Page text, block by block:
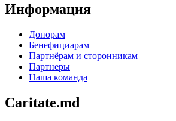
Информация
Донорам
Бенефициарам
Партнёрам и сторонникам
Партнеры
Наша команда
Caritate.md